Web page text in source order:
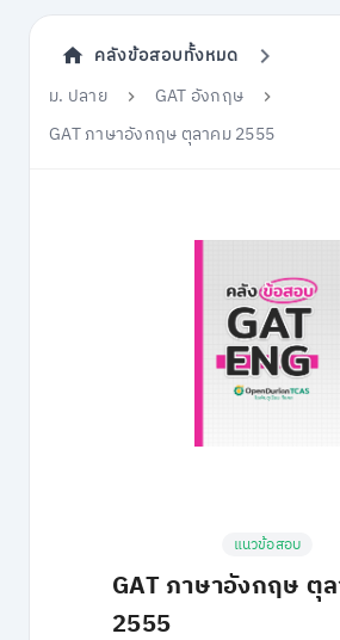
คลังข้อสอบทั้งหมด
ม. ปลาย
GAT อังกฤษ
GAT ภาษาอังกฤษ ตุลาคม 2555
แนวข้อสอบ
GAT ภาษาอังกฤษ ตุ
2555